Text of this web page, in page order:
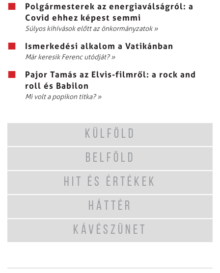
Polgármesterek az energiaválságról: a
Covid ehhez képest semmi
Súlyos kihívások előtt az önkormányzatok»
Ismerkedési alkalom a Vatikánban
Már keresik Ferenc utódját?»
Pajor Tamás az Elvis-filmről: a rock and
roll és Babilon
Mi volt a popikon titka?»
KÜLFÖLD
BELFÖLD
HIT ÉS ÉRTÉKEK
HÁTTÉR
KÁVÉSZÜNET